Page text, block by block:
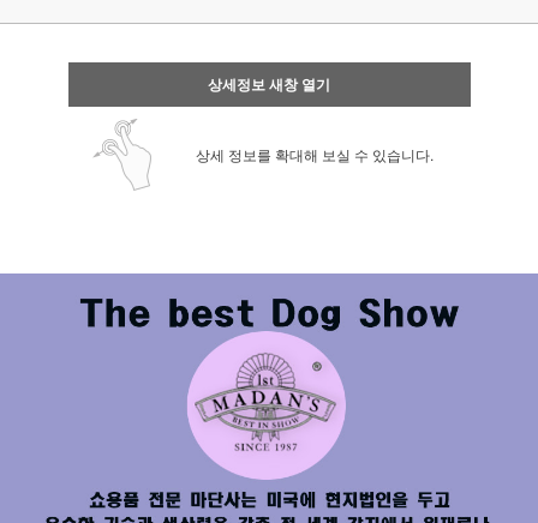
상세정보 새창 열기
상세 정보를 확대해 보실 수 있습니다.